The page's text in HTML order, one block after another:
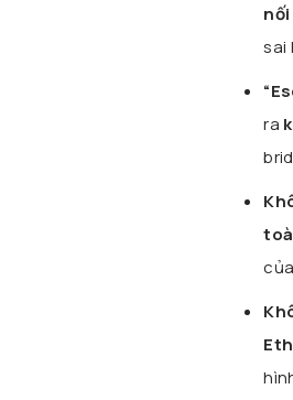
nối
sai
ra